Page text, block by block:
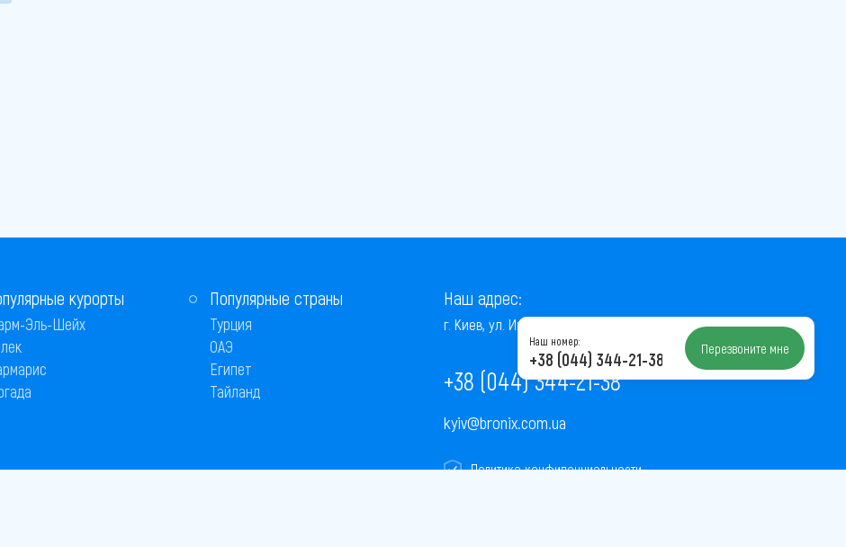
курорты
Эль-Шейх
Популярные страны
Турция
ОАЭ
Египет
Тайланд
Наш адрес:
г. Киев, ул. Институтская, 22/7, оф. 41
+38 (044) 344-21-38
kyiv@bronix.com.ua
Политика конфиденциальности
Наш номер:
+38 (044) 344-21-38 Перезвоните мне